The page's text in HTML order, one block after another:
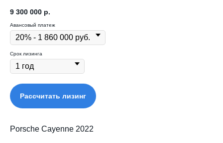
9 300 000 р.
Авансовый платеж
Срок лизинга
Рассчитать лизинг
Porsche Cayenne 2022